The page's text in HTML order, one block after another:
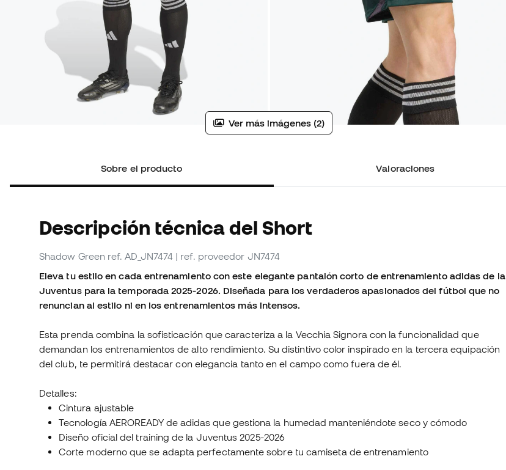
Ver más imágenes (2)
Sobre el producto Valoraciones
Descripción técnica del Short
Shadow Green ref. AD_JN7474 | ref. proveedor JN7474
Eleva tu estilo en cada entrenamiento con este elegante pantalón corto de entrenamiento adidas de la
Juventus para la temporada 2025-2026. Diseñada para los verdaderos apasionados del fútbol que no
renuncian al estilo ni en los entrenamientos más intensos.
Esta prenda combina la sofisticación que caracteriza a la Vecchia Signora con la funcionalidad que
demandan los entrenamientos de alto rendimiento. Su distintivo color inspirado en la tercera equipación
del club, te permitirá destacar con elegancia tanto en el campo como fuera de él.
Detalles:
Cintura ajustable
Tecnología AEROREADY de adidas que gestiona la humedad manteniéndote seco y cómodo
Diseño oficial del training de la Juventus 2025-2026
Corte moderno que se adapta perfectamente sobre tu camiseta de entrenamiento